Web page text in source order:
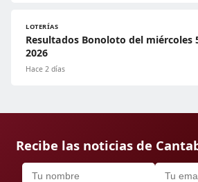
LOTERÍAS
Resultados Bonoloto del miércoles
2026
Hace 2 días
Recibe las noticias de